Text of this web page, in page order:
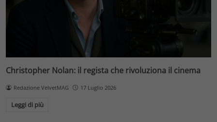
Christopher Nolan: il regista che rivoluziona il cinema
Redazione VelvetMAG 17 Luglio 2026
Leggi di più